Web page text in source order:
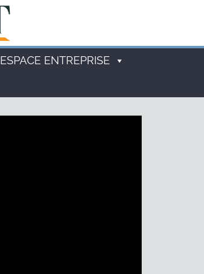
ESPACE ENTREPRISE